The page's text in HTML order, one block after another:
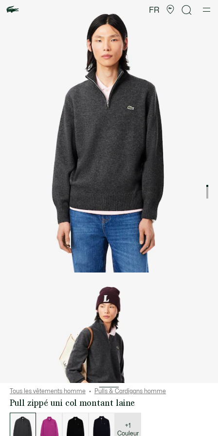
FR
d’images
produit
Tous les vêtements homme Pulls & Cardigans homme
Pull zippé uni col montant laine
des
déclinaisons
+1
Couleur